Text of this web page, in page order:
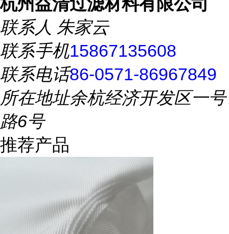
联系人 朱家云
联系手机15867135608
联系电话86-0571-86967849
所在地址余杭经济开发区一号
路6号
推荐产品